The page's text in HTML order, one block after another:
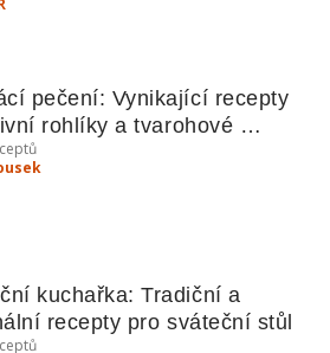
pečení: Vynikající recepty
rohlíky a tvarohové
kuchařka: Tradiční a
recepty pro sváteční stůl